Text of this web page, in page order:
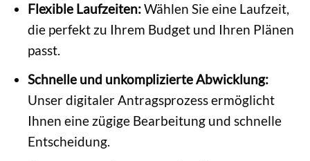
Flexible Laufzeiten:Wählen Sie eine Laufzeit,
die perfekt zu Ihrem Budget und Ihren Plänen
passt.
Schnelle und unkomplizierte Abwicklung:
Unser digitaler Antragsprozess ermöglicht
Ihnen eine zügige Bearbeitung und schnelle
Entscheidung.